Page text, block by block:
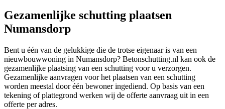
Gezamenlijke schutting plaatsen
Numansdorp
Bent u één van de gelukkige die de trotse eigenaar is van een
nieuwbouwwoning in Numansdorp? Betonschutting.nl kan ook de
gezamenlijke plaatsing van een schutting voor u verzorgen.
Gezamenlijke aanvragen voor het plaatsen van een schutting
worden meestal door één bewoner ingediend. Op basis van een
tekening of plattegrond werken wij de offerte aanvraag uit in een
offerte per adres.